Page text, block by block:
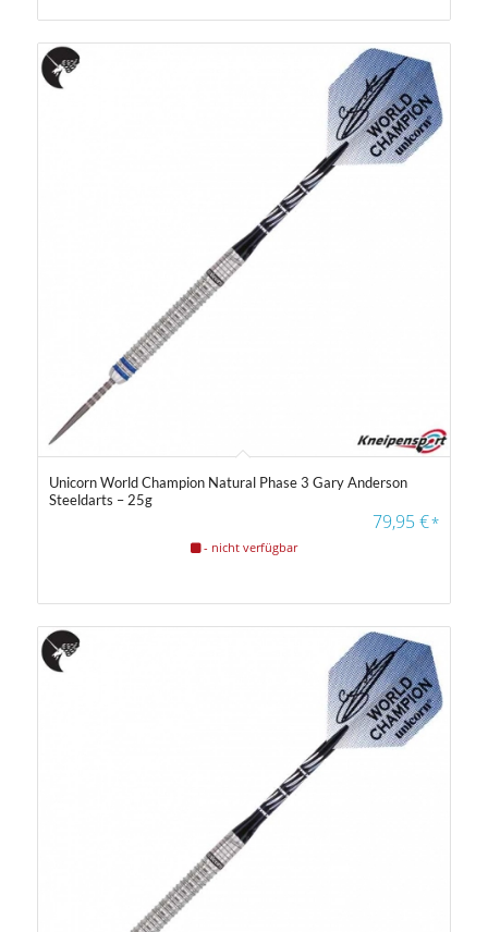
Unicorn World Champion Natural Phase 3 Gary Anderson
Steeldarts – 25g
79,95€*
- nicht verfügbar